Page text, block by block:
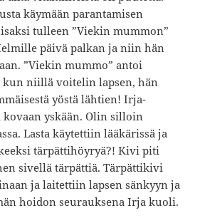
käymään parantamisen
tulleen ”Viekin mummon”
päivä palkan ja niin hän
”Viekin mummo” antoi
kun niillä voitelin lapsen, hän
yöstä lähtien! Irja-
yskään. Olin silloin
Lasta käytettiin lääkärissä ja
tärpättihöyryä?! Kivi piti
sivellä tärpättiä. Tärpättikivi
ja laitettiin lapsen sänkyyn ja
hoidon seurauksena Irja kuoli.